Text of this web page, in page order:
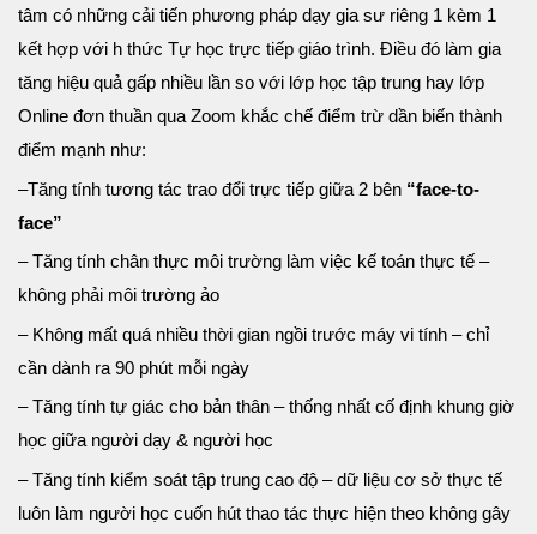
tâm có những cải tiến phương pháp dạy gia sư riêng 1 kèm 1
kết hợp với h thức Tự học trực tiếp giáo trình. Điều đó làm gia
tăng hiệu quả gấp nhiều lần so với lớp học tập trung hay lớp
Online đơn thuần qua Zoom khắc chế điểm trừ dần biến thành
điểm mạnh như:
–Tăng tính tương tác trao đổi trực tiếp giữa 2 bên “face-to-
face”
– Tăng tính chân thực môi trường làm việc kế toán thực tế –
không phải môi trường ảo
– Không mất quá nhiều thời gian ngồi trước máy vi tính – chỉ
cần dành ra 90 phút mỗi ngày
– Tăng tính tự giác cho bản thân – thống nhất cố định khung giờ
học giữa người dạy & người học
– Tăng tính kiểm soát tập trung cao độ – dữ liệu cơ sở thực tế
luôn làm người học cuốn hút thao tác thực hiện theo không gây